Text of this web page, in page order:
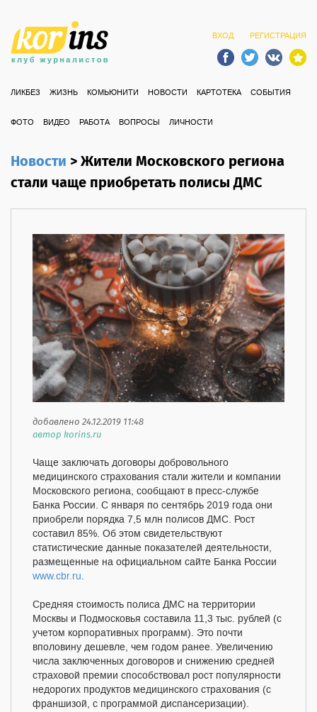
ВХОД РЕГИСТРАЦИЯ
ЛИКБЕЗ ЖИЗНЬ КОМЬЮНИТИ НОВОСТИ КАРТОТЕКА СОБЫТИЯ
ФОТО ВИДЕО РАБОТА ВОПРОСЫ ЛИЧНОСТИ
Новости>Жители Московского региона
стали чаще приобретать полисы ДМС
добавлено 24.12.2019 11:48
автор korins.ru
Чаще заключать договоры добровольного
медицинского страхования стали жители и компании
Московского региона, сообщают в пресс-службе
Банка России. С января по сентябрь 2019 года они
приобрели порядка 7,5 млн полисов ДМС. Рост
составил 85%. Об этом свидетельствуют
статистические данные показателей деятельности,
размещенные на официальном сайте Банка России
www.cbr.ru.
Средняя стоимость полиса ДМС на территории
Москвы и Подмосковья составила 11,3 тыс. рублей (с
учетом корпоративных программ). Это почти
вполовину дешевле, чем годом ранее. Увеличению
числа заключенных договоров и снижению средней
страховой премии способствовал рост популярности
недорогих продуктов медицинского страхования (с
франшизой, с программой диспансеризации).